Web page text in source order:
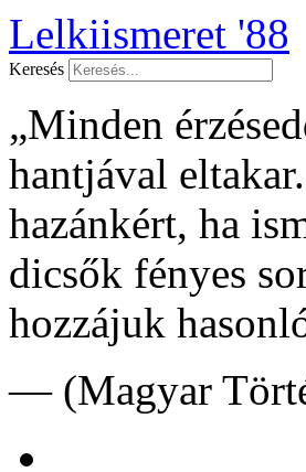
Lelkiismeret '88
Keresés
„Minden
hantjával
hazánkért, ha
dicsők fényes
hozzájuk
— (Magyar